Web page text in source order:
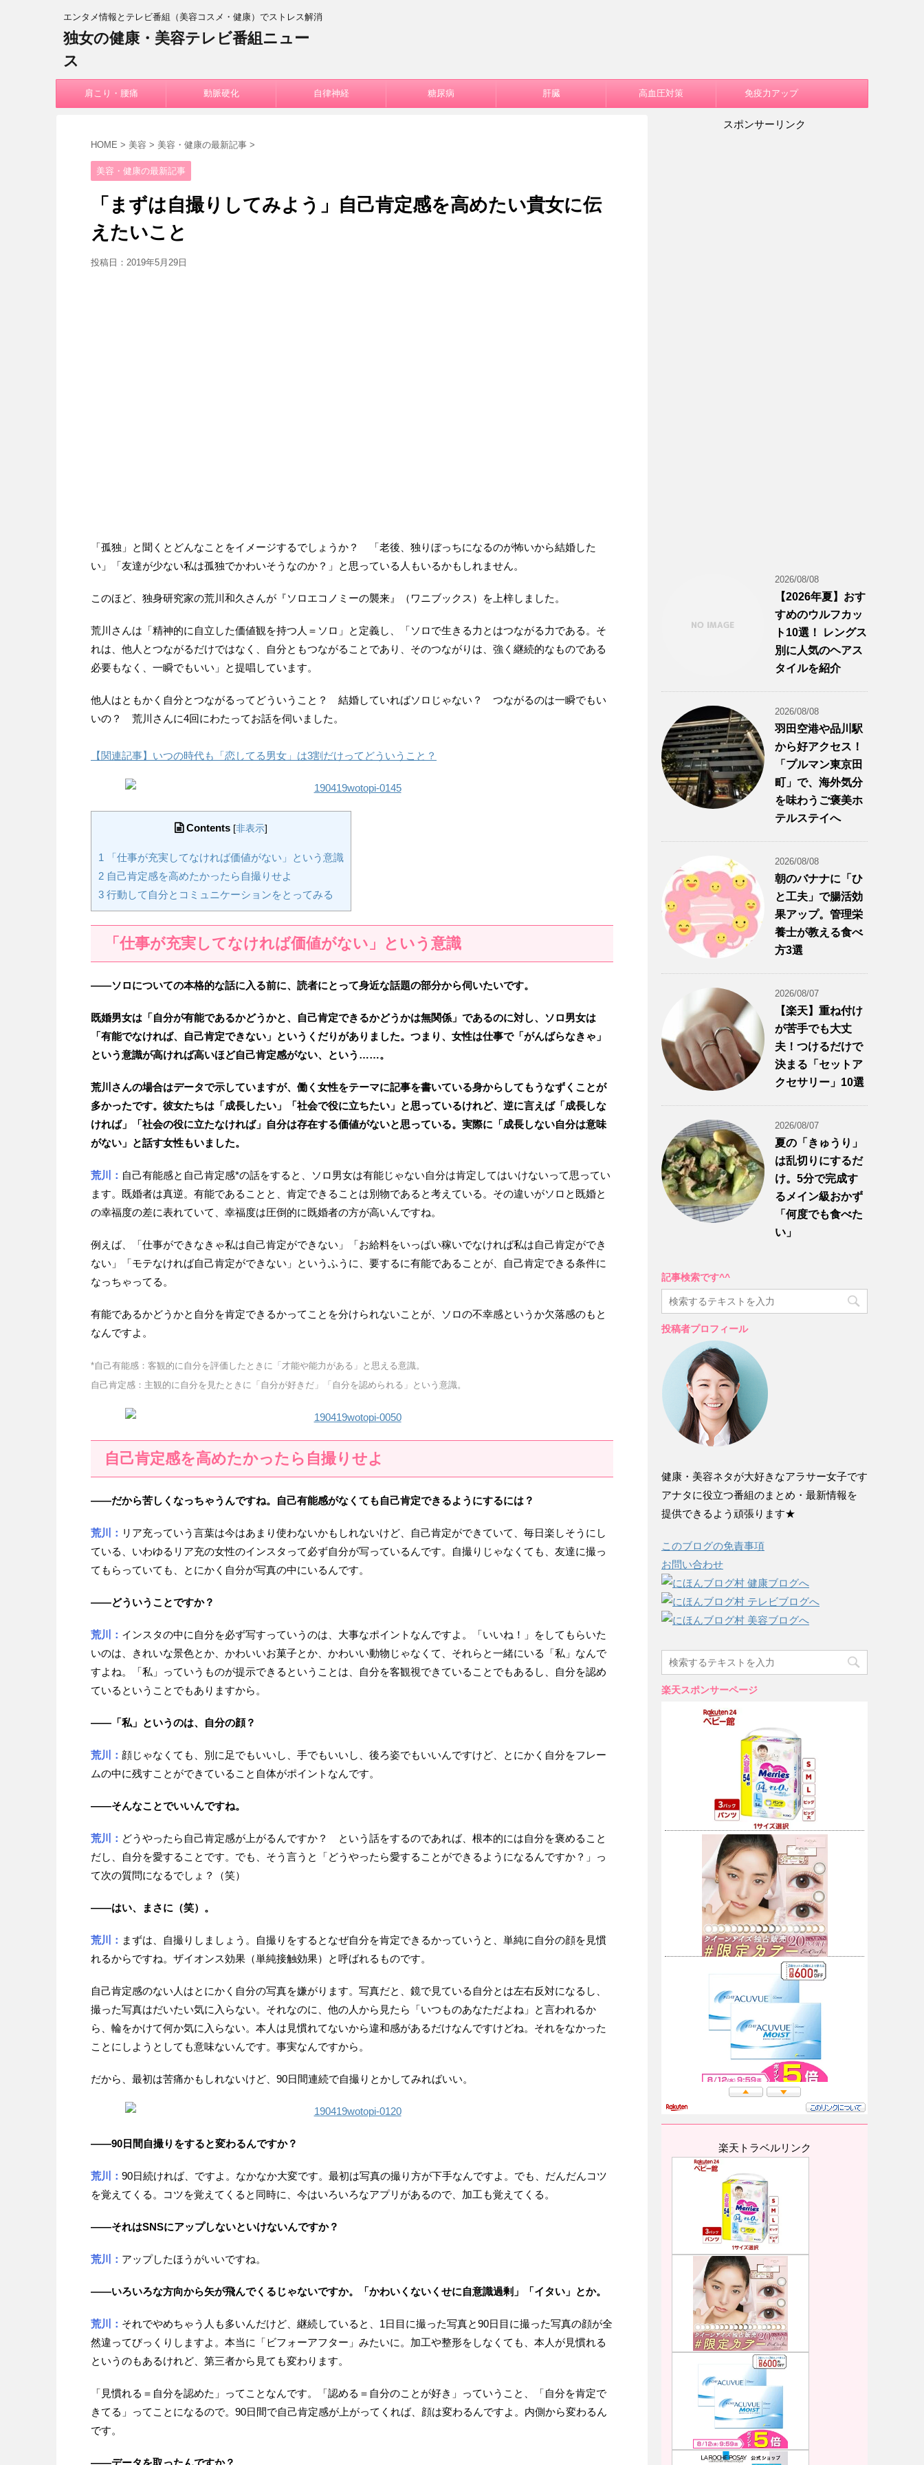
エンタメ情報とテレビ番組（美容コスメ・健康）でストレス解消
独女の健康・美容テレビ番組ニュー
ス
肩こり・腰痛 動脈硬化 自律神経 糖尿病 肝臓 高血圧対策 免疫力アップ
HOME > 美容 > 美容・健康の最新記事 >
美容・健康の最新記事
「まずは自撮りしてみよう」自己肯定感を高めたい貴女に伝
えたいこと
投稿日： 2019年5月29日
「孤独」と聞くとどんなことをイメージするでしょうか？ 「老後、独りぼっちになるのが怖いから結婚した
い」「友達が少ない私は孤独でかわいそうなのか？」と思っている人もいるかもしれません。
このほど、独身研究家の荒川和久さんが『ソロエコノミーの襲来』（ワニブックス）を上梓しました。
荒川さんは「精神的に自立した価値観を持つ人＝ソロ」と定義し、「ソロで生きる力とはつながる力である。そ
れは、他人とつながるだけではなく、自分ともつながることであり、そのつながりは、強く継続的なものである
必要もなく、一瞬でもいい」と提唱しています。
他人はともかく自分とつながるってどういうこと？ 結婚していればソロじゃない？ つながるのは一瞬でもい
いの？ 荒川さんに4回にわたってお話を伺いました。
【関連記事】いつの時代も「恋してる男女」は3割だけってどういうこと？
Contents [非表示]
1
「仕事が充実してなければ価値がない」という意識
2 自己肯定感を高めたかったら自撮りせよ
3 行動して自分とコミュニケーションをとってみる
「仕事が充実してなければ価値がない」という意識
——ソロについての本格的な話に入る前に、読者にとって身近な話題の部分から伺いたいです。
既婚男女は「自分が有能であるかどうかと、自己肯定できるかどうかは無関係」であるのに対し、ソロ男女は
「有能でなければ、自己肯定できない」というくだりがありました。つまり、女性は仕事で「がんばらなきゃ」
という意識が高ければ高いほど自己肯定感がない、という……。
荒川さんの場合はデータで示していますが、働く女性をテーマに記事を書いている身からしてもうなずくことが
多かったです。彼女たちは「成長したい」「社会で役に立ちたい」と思っているけれど、逆に言えば「成長しな
ければ」「社会の役に立たなければ」自分は存在する価値がないと思っている。実際に「成長しない自分は意味
がない」と話す女性もいました。
荒川： 自己有能感と自己肯定感*の話をすると、ソロ男女は有能じゃない自分は肯定してはいけないって思ってい
ます。既婚者は真逆。有能であることと、肯定できることは別物であると考えている。その違いがソロと既婚と
の幸福度の差に表れていて、幸福度は圧倒的に既婚者の方が高いんですね。
例えば、「仕事ができなきゃ私は自己肯定ができない」「お給料をいっぱい稼いでなければ私は自己肯定ができ
ない」「モテなければ自己肯定ができない」というふうに、要するに有能であることが、自己肯定できる条件に
なっちゃってる。
有能であるかどうかと自分を肯定できるかってことを分けられないことが、ソロの不幸感というか欠落感のもと
なんですよ。
*自己有能感：客観的に自分を評価したときに「才能や能力がある」と思える意識。
自己肯定感：主観的に自分を見たときに「自分が好きだ」「自分を認められる」という意識。
自己肯定感を高めたかったら自撮りせよ
——だから苦しくなっちゃうんですね。自己有能感がなくても自己肯定できるようにするには？
荒川： リア充っていう言葉は今はあまり使わないかもしれないけど、自己肯定ができていて、毎日楽しそうにし
ている、いわゆるリア充の女性のインスタって必ず自分が写っているんです。自撮りじゃなくても、友達に撮っ
てもらっていても、とにかく自分が写真の中にいるんです。
——どういうことですか？
荒川： インスタの中に自分を必ず写すっていうのは、大事なポイントなんですよ。「いいね！」をしてもらいた
いのは、きれいな景色とか、かわいいお菓子とか、かわいい動物じゃなくて、それらと一緒にいる「私」なんで
すよね。「私」っていうものが提示できるということは、自分を客観視できていることでもあるし、自分を認め
ているということでもありますから。
——「私」というのは、自分の顔？
荒川： 顔じゃなくても、別に足でもいいし、手でもいいし、後ろ姿でもいいんですけど、とにかく自分をフレー
ムの中に残すことができていること自体がポイントなんです。
——そんなことでいいんですね。
荒川： どうやったら自己肯定感が上がるんですか？ という話をするのであれば、根本的には自分を褒めること
だし、自分を愛することです。でも、そう言うと「どうやったら愛することができるようになるんですか？」っ
て次の質問になるでしょ？（笑）
——はい、まさに（笑）。
荒川： まずは、自撮りしましょう。自撮りをするとなぜ自分を肯定できるかっていうと、単純に自分の顔を見慣
れるからですね。ザイオンス効果（単純接触効果）と呼ばれるものです。
自己肯定感のない人はとにかく自分の写真を嫌がります。写真だと、鏡で見ている自分とは左右反対になるし、
撮った写真はだいたい気に入らない。それなのに、他の人から見たら「いつものあなただよね」と言われるか
ら、輪をかけて何か気に入らない。本人は見慣れてないから違和感があるだけなんですけどね。それをなかった
ことにしようとしても意味ないんです。事実なんですから。
だから、最初は苦痛かもしれないけど、90日間連続で自撮りとかしてみればいい。
——90日間自撮りをすると変わるんですか？
荒川： 90日続ければ、ですよ。なかなか大変です。最初は写真の撮り方が下手なんですよ。でも、だんだんコツ
を覚えてくる。コツを覚えてくると同時に、今はいろいろなアプリがあるので、加工も覚えてくる。
——それはSNSにアップしないといけないんですか？
荒川： アップしたほうがいいですね。
——いろいろな方向から矢が飛んでくるじゃないですか。「かわいくないくせに自意識過剰」「イタい」とか。
荒川： それでやめちゃう人も多いんだけど、継続していると、1日目に撮った写真と90日目に撮った写真の顔が全
然違ってびっくりしますよ。本当に「ビフォーアフター」みたいに。加工や整形をしなくても、本人が見慣れる
というのもあるけれど、第三者から見ても変わります。
「見慣れる＝自分を認めた」ってことなんです。「認める＝自分のことが好き」っていうこと、「自分を肯定で
きてる」ってことになるので。90日間で自己肯定感が上がってくれば、顔は変わるんですよ。内側から変わるん
です。
——データを取ったんですか？
スポンサーリンク
2026/08/08
【2026年夏】おす
すめのウルフカッ
ト10選！ レングス
別に人気のヘアス
タイルを紹介
2026/08/08
羽田空港や品川駅
から好アクセス！
「プルマン東京田
町」で、海外気分
を味わうご褒美ホ
テルステイへ
2026/08/08
朝のバナナに「ひ
と工夫」で腸活効
果アップ。管理栄
養士が教える食べ
方3選
2026/08/07
【楽天】重ね付け
が苦手でも大丈
夫！つけるだけで
決まる「セットア
クセサリー」10選
2026/08/07
夏の「きゅうり」
は乱切りにするだ
け。5分で完成す
るメイン級おかず
「何度でも食べた
い」
記事検索です^^
投稿者プロフィール
健康・美容ネタが大好きなアラサー女子です
アナタに役立つ番組のまとめ・最新情報を
提供できるよう頑張ります★
このブログの免責事項
お問い合わせ
楽天スポンサーページ
楽天トラベルリンク